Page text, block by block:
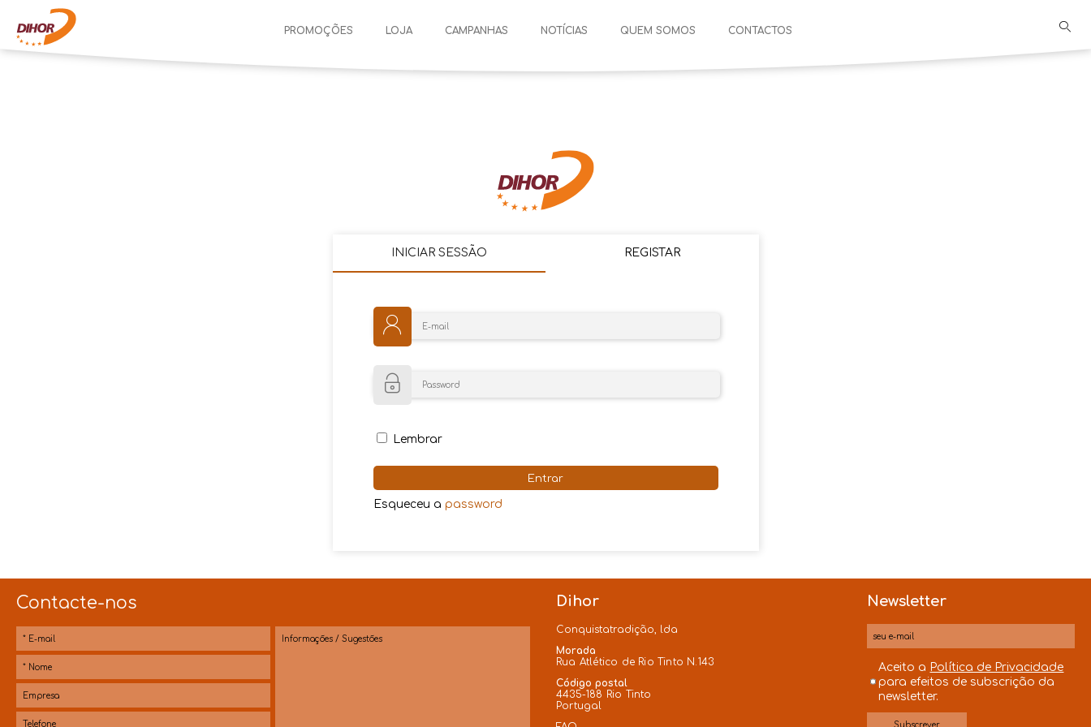
PROMOÇÕES LOJA CAMPANHAS NOTÍCIAS QUEM SOMOS CONTACTOS
INICIAR SESSÃO REGISTAR
Lembrar
Entrar
Esqueceu a password
Contacte-nos Dihor
Conquistatradição, lda
Morada
Rua Atlético de Rio Tinto N.143
Código postal
4435-188 Rio Tinto
Portugal
Newsletter
Aceito a Política de Privacidade
para efeitos de subscrição da
newsletter.